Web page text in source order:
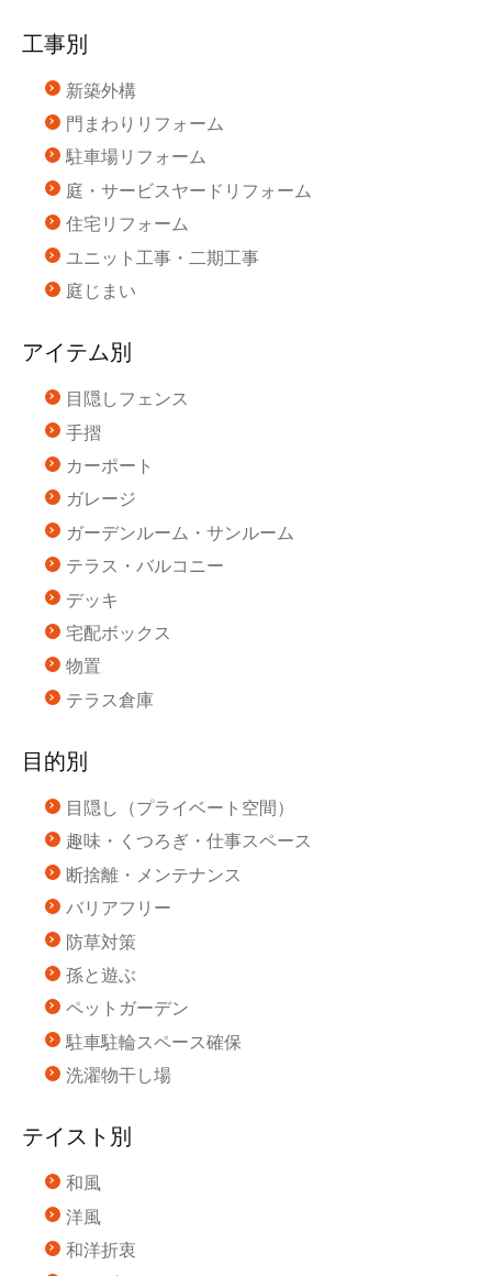
工事別
新築外構
門まわりリフォーム
駐車場リフォーム
庭・サービスヤードリフォーム
住宅リフォーム
ユニット工事・二期工事
庭じまい
アイテム別
目隠しフェンス
手摺
カーポート
ガレージ
ガーデンルーム・サンルーム
テラス・バルコニー
デッキ
宅配ボックス
物置
テラス倉庫
目的別
目隠し（プライベート空間）
趣味・くつろぎ・仕事スペース
断捨離・メンテナンス
バリアフリー
防草対策
孫と遊ぶ
ペットガーデン
駐車駐輪スペース確保
洗濯物干し場
テイスト別
和風
洋風
和洋折衷